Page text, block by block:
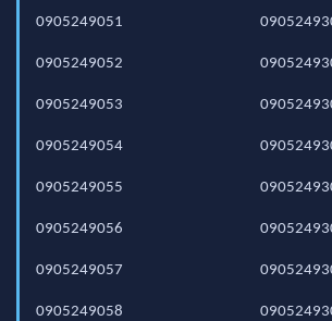
0905249051
0905249052
0905249053
0905249054
0905249055
0905249056
0905249057
0905249058